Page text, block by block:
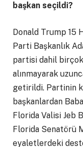
başkan seçildi?
Donald Trump 15
Parti Başkanlık
partisi dahil
alınmayarak
getirildi. Partinin
başkanlardan
Florida Valisi Jeb
Florida Senatörü
eyaletlerdeki